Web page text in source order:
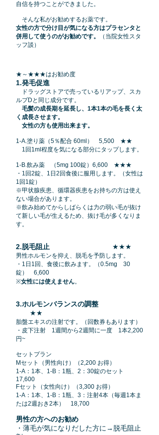
​自信を持つことができました。
そんな私がお勧めするお薬です。
女性の方で分け目が気になる方はプラセンタと
併用して使うのがお勧めです。
（当院女性スタ
ッフ談）
★～★★★はお勧め度
1.発毛促進
ドラッグストアで売っているリアップ、スカ
ルプDと同じ成分です。
毛髪の成長期を延長し、1本1本の毛を長く太
く成長させます。
女性の方も使用出来ます。
1-A.塗り薬（5％配合 60ml） 5,500 ★★
1回1ml程度を気になる部分にタップします。
1-B.飲み薬 （5mg 100錠）6,600 ★★★
・1回2錠、1日2回食後に服用します。（女性は
1回1錠）
※甲状腺疾患、循環器疾患をお持ちの方は使え
ない場合があります。
※飲み始めてからしばらくは力の弱い毛が抜け
て新しい毛が生えるため、抜け毛が多くなりま
す。
2.脱毛阻止 ★★★
男性ホルモンを抑え、脱毛を予防します。
・1日1回、食後に飲みます。（0.5mg 30
錠） 6,600
※女性には使えません。
3.ホルモンバランスの調整
★★
胎盤エキスの注射です。（回数券もあります）
・皮下注射 1週間から2週間に一度 1本2,200
円~
セットプラン
Mセット
（男性向け）
（2,200 お得）
1-A：1本、1-B：1瓶、2：30錠のセット
17,600
Fセット
（女性向け）
（3,300 お得）
1-A：1本、1-B：1瓶、3：注射4本（毎週1本ま
たは2週おき2本） 18,700
男性の方へのお勧め
・薄毛が気になりだした方に→脱毛阻止